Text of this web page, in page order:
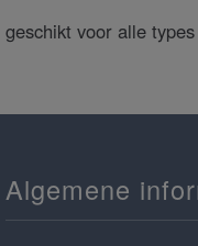
geschikt voor alle types
Algemene